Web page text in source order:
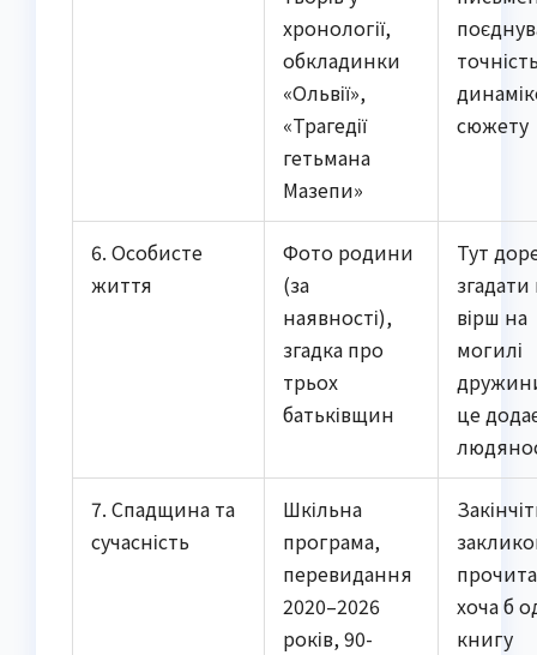
хронології,
обкладинки
«Ольвії»,
«Трагедії
гетьмана
Мазепи»
сюжету
6. Особисте
життя
Фото родини
(за
наявності),
згадка про
трьох
батьківщин
Тут
вірш на
могилі
це
7. Спадщина та
сучасність
Шкільна
програма,
перевидання
2020–2026
років, 90-
хоча б
книгу